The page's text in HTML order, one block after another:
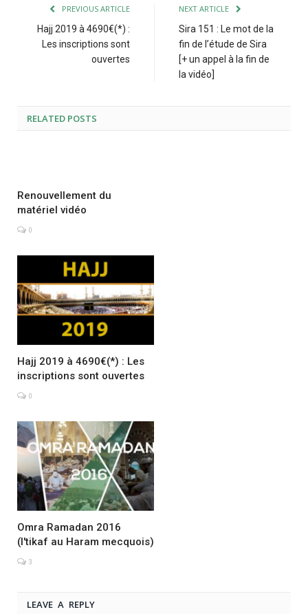
PREVIOUS ARTICLE
Hajj 2019 à 4690€(*) :
Les inscriptions sont
ouvertes
NEXT ARTICLE
Sira 151 : Le mot de la
fin de l’étude de Sira
[+ un appel à la fin de
la vidéo]
RELATED POSTS
Renouvellement du
matériel vidéo
0
Hajj 2019 à 4690€(*) : Les
inscriptions sont ouvertes
0
Omra Ramadan 2016
(I'tikaf au Haram mecquois)
3
LEAVE A REPLY